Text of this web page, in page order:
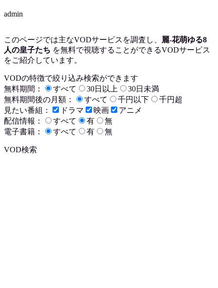
admin
このページでは主なVODサービスを調査し、 麗-花萌ゆる8
人の皇子たち を無料で視聴することができるVODサービス
をご紹介しています。
VODの特徴で絞り込み検索ができます
無料期間：
すべて 30日以上
30日未満
無料期間後の月額：
すべて 千円以下
千円超
見たい番組：
ドラマ 映画
アニメ
配信情報：
すべて 有
無
電子書籍：
すべて 有 無
VOD検索